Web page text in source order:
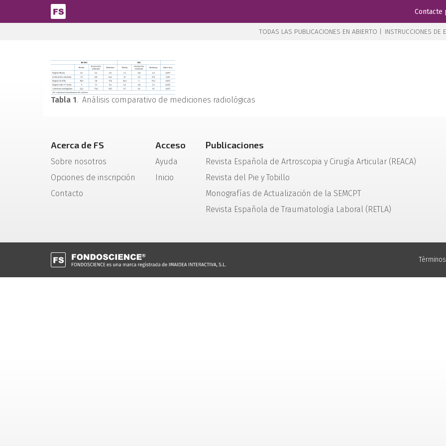
Pasar al contenido principal
Contacte
TODAS LAS PUBLICACIONES EN ABIERTO | INSTRUCCIONES DE
Tabla 1. Análisis comparativo de mediciones radiológicas
Acerca de FS
Sobre nosotros
Opciones de inscripción
Contacto
Acceso
Ayuda
Inicio
Publicaciones
Revista Española de Artroscopia y Cirugía Articular (REACA)
Revista del Pie y Tobillo
Monografías de Actualización de la SEMCPT
Revista Española de Traumatología Laboral (RETLA)